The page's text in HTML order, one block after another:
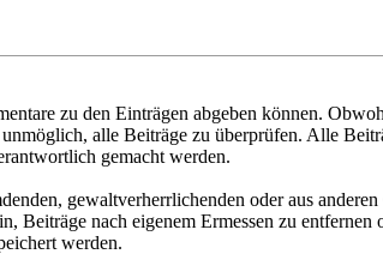
zu den Einträgen abgeben können.
alle Beiträge zu überprüfen. Alle
gemacht werden.
gewaltverherrlichenden oder aus
Beiträge nach eigenem Ermessen zu entfernen
werden.